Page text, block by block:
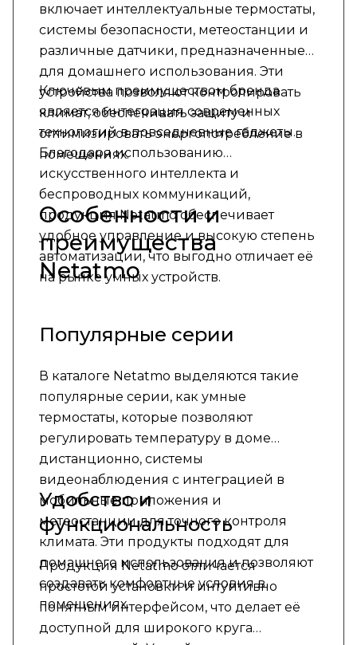
включает интеллектуальные термостаты,
системы безопасности, метеостанции и
различные датчики, предназначенные
для домашнего использования. Эти
устройства позволяют контролировать
климат, обеспечивать защиту и
оптимизировать энергопотребление в
помещениях.
Ключевым преимуществом бренда
является интеграция современных
технологий в повседневные гаджеты.
Благодаря использованию
искусственного интеллекта и
беспроводных коммуникаций,
продукция Netatmo обеспечивает
удобное управление и высокую степень
автоматизации, что выгодно отличает её
на рынке умных устройств.
Особенности и
преимущества
Netatmo
Популярные серии
В каталоге Netatmo выделяются такие
популярные серии, как умные
термостаты, которые позволяют
регулировать температуру в доме
дистанционно, системы
видеонаблюдения с интеграцией в
мобильные приложения и
метеостанции для точного контроля
климата. Эти продукты подходят для
домашнего использования и позволяют
создавать комфортные условия в
помещениях.
Удобство и
функциональность
Продукция Netatmo отличается
простотой установки и интуитивно
понятным интерфейсом, что делает её
доступной для широкого круга